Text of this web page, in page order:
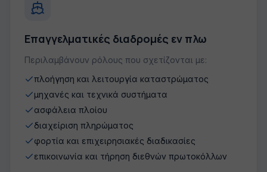
Επαγγελματικές διαδρομές εν πλω
Περιλαμβάνουν ρόλους που σχετίζονται με:
πλοήγηση και λειτουργία καταστρώματος
μηχανές και τεχνικά συστήματα
ασφάλεια πλοίου
διαχείριση πληρώματος
φορτία και επιχειρησιακές διαδικασίες
επικοινωνία και τήρηση διεθνών πρωτοκόλλων